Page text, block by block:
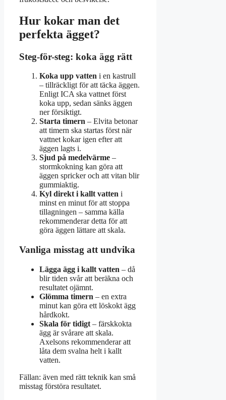
Hur kokar man det
perfekta ägget?
Steg-för-steg: koka ägg rätt
Koka upp vatten i en kastrull
– tillräckligt för att täcka äggen.
Enligt ICA ska vattnet först
koka upp, sedan sänks äggen
ner försiktigt.
Starta timern – Elvita betonar
att timern ska startas först när
vattnet kokar igen efter att
äggen lagts i.
Sjud på medelvärme –
stormkokning kan göra att
äggen spricker och att vitan blir
gummiaktig.
Kyl direkt i kallt vatten i
minst en minut för att stoppa
tillagningen – samma källa
rekommenderar detta för att
göra äggen lättare att skala.
Vanliga misstag att undvika
Lägga ägg i kallt vatten – då
blir tiden svår att beräkna och
resultatet ojämnt.
Glömma timern – en extra
minut kan göra ett löskokt ägg
hårdkokt.
Skala för tidigt – färskkokta
ägg är svårare att skala.
Axelsons rekommenderar att
låta dem svalna helt i kallt
vatten.
Fällan: även med rätt teknik kan små
misstag förstöra resultatet.